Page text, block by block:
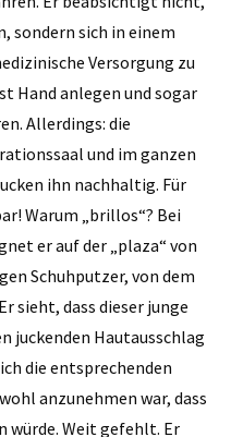
sondern sich in einem
Versorgung zu
Hand anlegen und sogar
Allerdings: die
und im ganzen
ihn nachhaltig. Für
Warum „brillos“? Bei
er auf der „plaza“ von
Schuhputzer, von dem
sieht, dass dieser junge
juckenden Hautausschlag
die entsprechenden
anzunehmen war, dass
würde. Weit gefehlt. Er